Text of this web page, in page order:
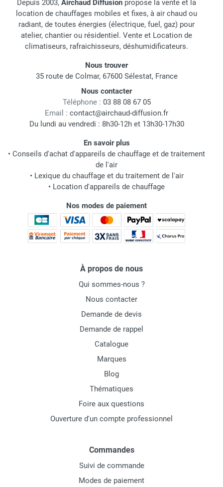
Depuis 2003, Airchaud Diffusion propose la vente et la
location de chauffages mobiles et fixes, à air chaud ou
radiant, de toutes énergies (électrique, fuel, gaz) pour
atelier, chantier ou résidentiel. Vente et Location de
climatiseurs, rafraichisseurs, déshumidificateurs.
Nous trouver
35 route de Colmar, 67600 Sélestat, France
Nous contacter
Téléphone : 03 88 08 67 05
Email : contact@airchaud-diffusion.fr
Du lundi au vendredi : 8h30-12h et 13h30-17h30
En savoir plus
• Conseils d'achat d'appareils de chauffage et de traitement
de l'air
• Lexique du chauffage et du traitement de l'air
• Location d'appareils de chauffage
Nos modes de paiement
À propos de nous
Qui sommes-nous ?
Nous contacter
Demande de devis
Demande de rappel
Catalogue
Marques
Blog
Thématiques
Foire aux questions
Ouverture d'un compte professionnel
Commandes
Suivi de commande
Modes de paiement